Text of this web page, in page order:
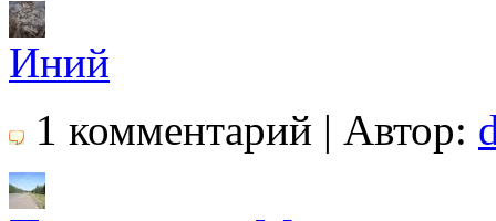
Иний
1 комментарий | Автор: